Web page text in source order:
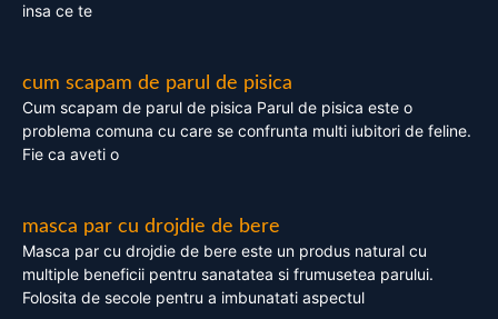
insa ce te
cum scapam de parul de pisica
Cum scapam de parul de pisica Parul de pisica este o
problema comuna cu care se confrunta multi iubitori de feline.
Fie ca aveti o
masca par cu drojdie de bere
Masca par cu drojdie de bere este un produs natural cu
multiple beneficii pentru sanatatea si frumusetea parului.
Folosita de secole pentru a imbunatati aspectul